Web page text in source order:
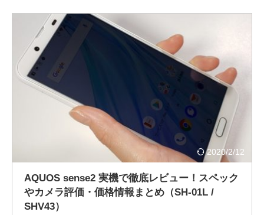
2020/2/12
AQUOS sense2 実機で徹底レビュー！スペック
やカメラ評価・価格情報まとめ（SH-01L /
SHV43）